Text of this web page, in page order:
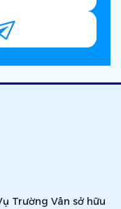
Trường Vân sở hữu